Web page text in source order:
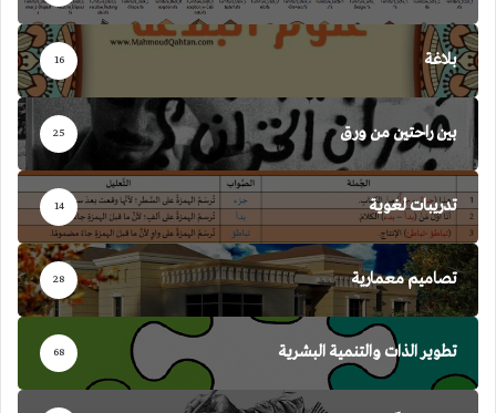
بلاغة 16
بين راحتين من ورق 25
تدريبات لغوية 14
تصاميم معمارية 28
تطوير الذات والتنمية البشرية 68